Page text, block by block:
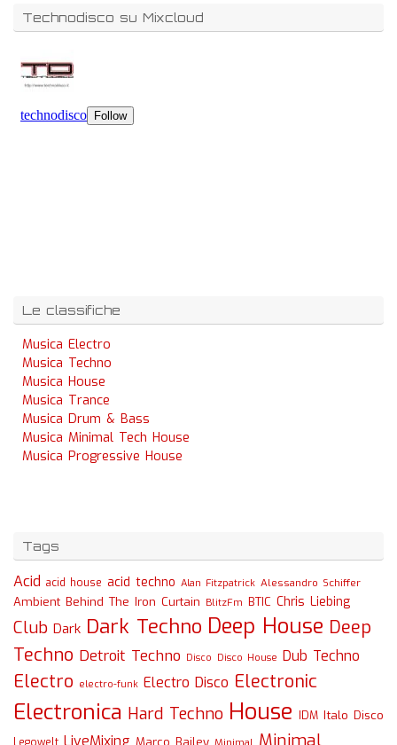
Technodisco su Mixcloud
Le classifiche
Musica Electro
Musica Techno
Musica House
Musica Trance
Musica Drum & Bass
Musica Minimal Tech House
Musica Progressive House
Tags
Acid acid house acid techno Alan Fitzpatrick Alessandro Schiffer
Ambient Behind The Iron Curtain BlitzFm BTIC Chris Liebing
Club Dark Dark Techno Deep House Deep
Techno Detroit Techno Disco Disco House Dub Techno
Electro electro-funk Electro Disco Electronic
Electronica Hard Techno House IDM Italo Disco
LiveMixing Marco Bailey Minimal